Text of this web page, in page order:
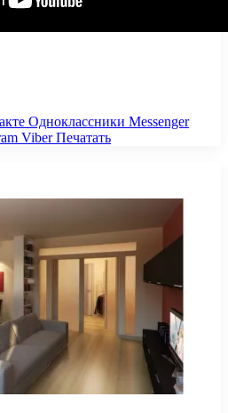
Одноклассники Messenger
Viber Печатать